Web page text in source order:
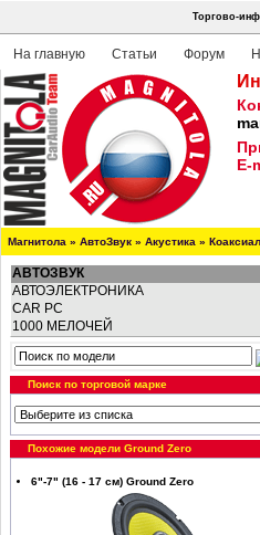
Торгово-
На главную Статьи Форум
E-
Магнитола » АвтоЗвук » Акустика »
АВТОЗВУК
АВТОЭЛЕКТРОНИКА
CAR PC
1000 МЕЛОЧЕЙ
Поиск по торговой марке
Похожие модели Ground Zero
6"-7" (16 - 17 см) Ground Zero